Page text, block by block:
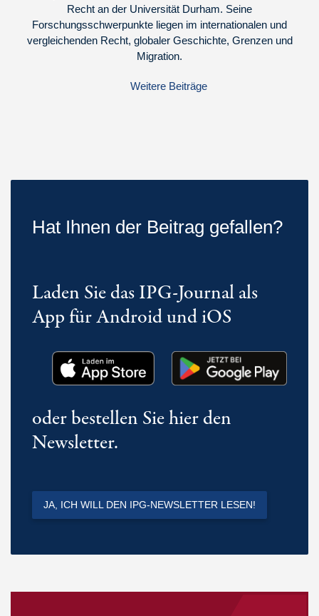
Recht an der Universität Durham. Seine
Forschungsschwerpunkte liegen im internationalen und
vergleichenden Recht, globaler Geschichte, Grenzen und
Migration.
Weitere Beiträge
Hat Ihnen der Beitrag gefallen?
Laden Sie das IPG-Journal als
App für Android und iOS
oder bestellen Sie hier den
Newsletter.
JA, ICH WILL DEN IPG-NEWSLETTER LESEN!